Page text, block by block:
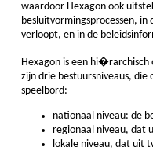
*** Verschillende
waardoor Hexagon ook
besluitvormingsprocessen,
verloopt, en in de
Hexagon is een
zijn drie bestuursniveaus, die
speelbord:
nationaal niveau: de
regionaal niveau, dat
lokale niveau, dat uit